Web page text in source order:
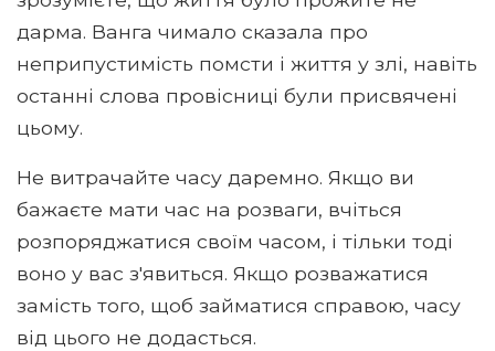
дарма. Ванга чимало сказала про
неприпустимість помсти і життя у злі, навіть
останні слова провісниці були присвячені
цьому.
Не витрачайте часу даремно. Якщо ви
бажаєте мати час на розваги, вчіться
розпоряджатися своїм часом, і тільки тоді
воно у вас з'явиться. Якщо розважатися
замість того, щоб займатися справою, часу
від цього не додасться.